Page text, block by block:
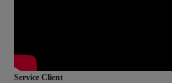
Service Client